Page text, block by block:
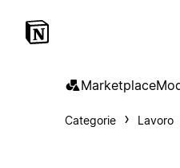
Marketplace
Categorie Lavoro